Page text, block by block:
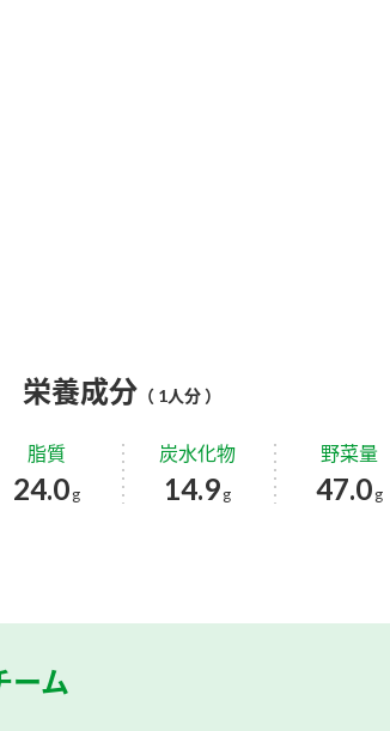
栄養成分 （ 1人分 ）
脂質
24.0 g
炭水化物
14.9g
野菜量
47.0g
ーム